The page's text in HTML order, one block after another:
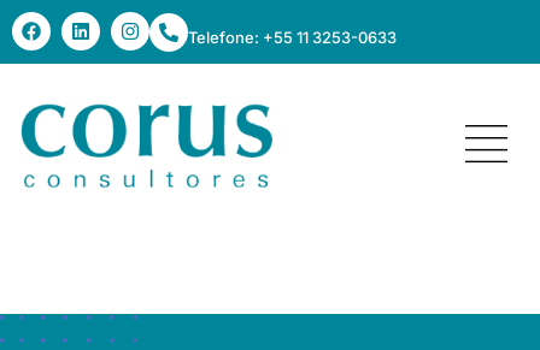
Telefone: +55 11 3253-0633